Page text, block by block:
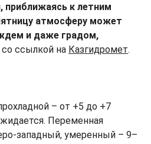
приближаясь к летним
атмосферу может
и даже градом,
со ссылкой на Казгидромет.
– от +5 до +7
Переменная
западный, умеренный – 9–